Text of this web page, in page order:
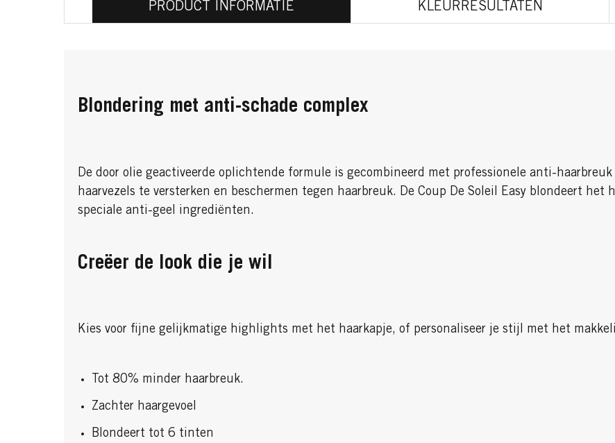
PRODUCT INFORMATIE KLEURRESULTATEN
Blondering met anti-schade complex
De door olie geactiveerde oplichtende formule is gecombineerd met professionele anti-
haarvezels te versterken en beschermen tegen haarbreuk. De Coup De Soleil Easy blondeert
speciale anti-geel ingrediënten.
Creëer de look die je wil
Kies voor fijne gelijkmatige highlights met het haarkapje, of personaliseer je stijl met het
Tot 80% minder haarbreuk.
Zachter haargevoel
Blondeert tot 6 tinten